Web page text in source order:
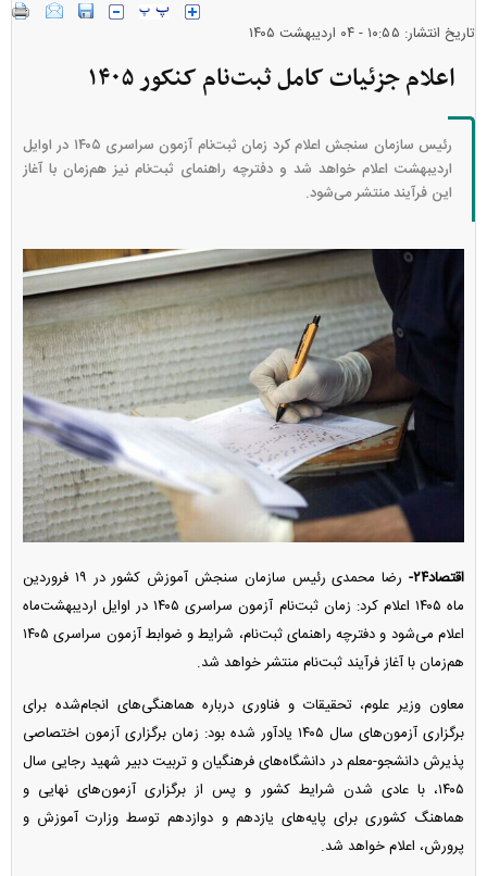
تاریخ انتشار: ۱۰:۵۵ - ۰۴ ارديبهشت ۱۴۰۵
اعلام جزئیات کامل ثبت‌نام کنکور ۱۴۰۵
رئیس سازمان سنجش اعلام کرد زمان ثبت‌نام آزمون سراسری ۱۴۰۵ در اوایل
اردیبهشت اعلام خواهد شد و دفترچه راهنمای ثبت‌نام نیز هم‌زمان با آغاز
این فرآیند منتشر می‌شود.
اقتصاد۲۴-
رضا محمدی رئیس سازمان سنجش آموزش کشور در ۱۹ فروردین
ماه ۱۴۰۵ اعلام کرد: زمان ثبت‌نام آزمون سراسری ۱۴۰۵ در اوایل اردیبهشت‌ماه
اعلام می‌شود و دفترچه راهنمای ثبت‌نام، شرایط و ضوابط آزمون سراسری ۱۴۰۵
هم‌زمان با آغاز فرآیند ثبت‌نام منتشر خواهد شد.
معاون وزیر علوم، تحقیقات و فناوری درباره هماهنگی‌های انجام‌شده برای
برگزاری آزمون‌های سال ۱۴۰۵ یادآور شده بود: زمان برگزاری آزمون اختصاصی
پذیرش دانشجو-معلم در دانشگاه‌های فرهنگیان و تربیت دبیر شهید رجایی سال
۱۴۰۵، با عادی شدن شرایط کشور و پس از برگزاری آزمون‌های نهایی و
هماهنگ کشوری برای پایه‌های یازدهم و دوازدهم توسط وزارت آموزش و
پرورش، اعلام خواهد شد.